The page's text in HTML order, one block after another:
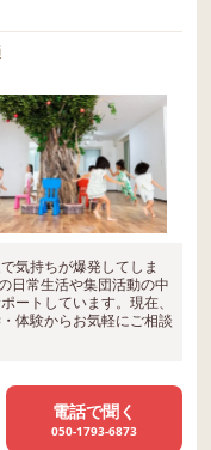
気持ちが爆発してしま
日常生活や集団活動の中
ートしています。現在、
体験からお気軽にご相談
電話で聞く
050-1793-6873